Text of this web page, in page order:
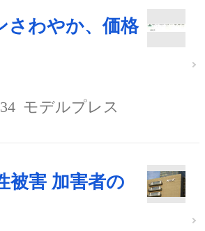
さわやか、価格
モデルプレス
被害 加害者の